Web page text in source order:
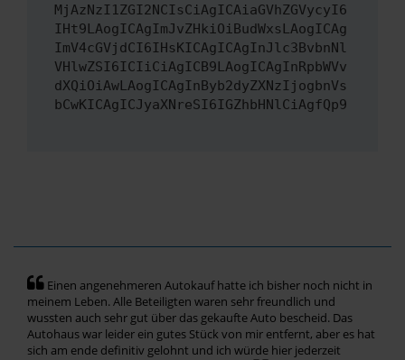
MjAzNzI1ZGI2NCIsCiAgICAiaGVhZGVycyI6
IHt9LAogICAgImJvZHkiOiBudWxsLAogICAg
ImV4cGVjdCI6IHsKICAgICAgInJlc3BvbnNl
VHlwZSI6ICIiCiAgICB9LAogICAgInRpbWVv
dXQiOiAwLAogICAgInByb2dyZXNzIjogbnVs
bCwKICAgICJyaXNreSI6IGZhbHNlCiAgfQp9
Einen angenehmeren Autokauf hatte ich bisher noch nicht in
meinem Leben. Alle Beteiligten waren sehr freundlich und
wussten auch sehr gut über das gekaufte Auto bescheid. Das
Autohaus war leider ein gutes Stück von mir entfernt, aber es hat
sich am ende definitiv gelohnt und ich würde hier jederzeit